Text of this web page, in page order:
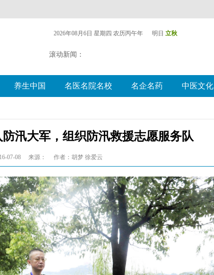
2026年08月6日 星期四 农历丙午年 明日 立秋
滚动新闻：
养生中国 名医名院名校 名企名药 中医文化
汛大军，组织防汛救援志愿服务队
07-08 来源： 作者：胡梦 徐爱云